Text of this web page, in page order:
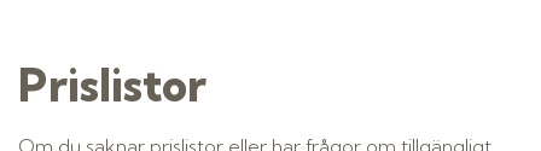
Prislistor
Om du saknar prislistor eller har frågor om tillgängligt